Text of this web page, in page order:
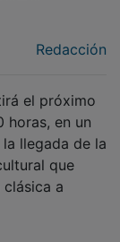
horas, en un
llegada de la
que
clásica a